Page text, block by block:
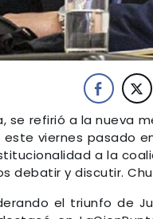
se refirió a la nueva
viernes pasado
a la
debatir y discutir.
el triunfo de